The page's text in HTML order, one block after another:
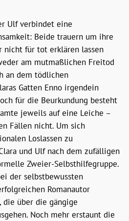
Ulf verbindet eine
Beide trauern um ihre
nicht für tot erklären lassen
am mutmaßlichen Freitod
an dem tödlichen
Gatten Enno irgendein
für die Beurkundung besteht
jeweils auf eine Leiche –
Fällen nicht. Um sich
Loslassen zu
und Ulf nach dem zufälligen
Zweier-Selbsthilfegruppe.
der selbstbewussten
Romanautor
die über die gängige
Noch mehr erstaunt die